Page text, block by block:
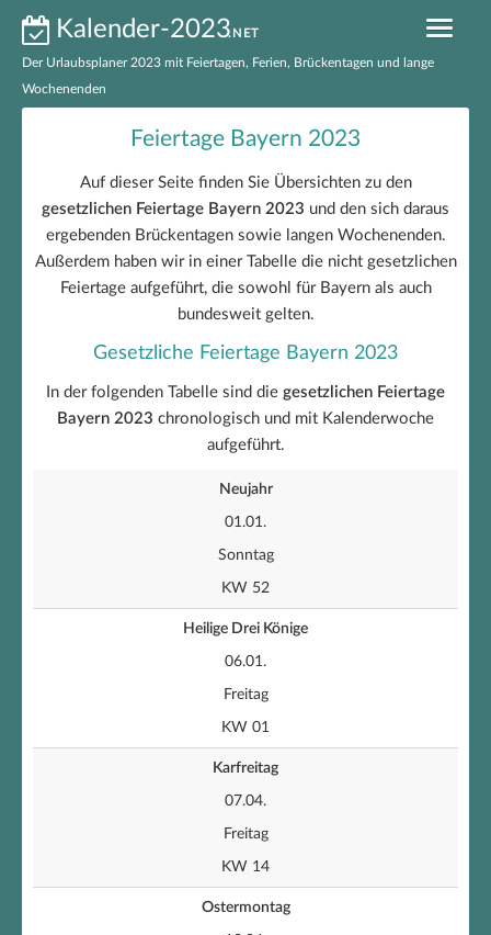
Kalender-2023.NET
Der Urlaubsplaner 2023 mit Feiertagen, Ferien, Brückentagen und lange
Wochenenden
Ferien 2023 nach Bundesländern
Feiertage 2023 nach Bundesländern
Feiertage 2023 Deutschland
Brückentage 2023
Kalender 2023 zum Ausdrucken
EXCEL-Kalender 2023
Feiertage Bayern 2023
Auf dieser Seite finden Sie Übersichten zu den
gesetzlichen Feiertage Bayern 2023 und den sich daraus
ergebenden Brückentagen sowie langen Wochenenden.
Außerdem haben wir in einer Tabelle die nicht gesetzlichen
Feiertage aufgeführt, die sowohl für Bayern als auch
bundesweit gelten.
Gesetzliche Feiertage Bayern 2023
In der folgenden Tabelle sind die gesetzlichen Feiertage
Bayern 2023 chronologisch und mit Kalenderwoche
aufgeführt.
Neujahr
01.01.
Sonntag
KW 52
Heilige Drei Könige
06.01.
Freitag
KW 01
Karfreitag
07.04.
Freitag
KW 14
Ostermontag